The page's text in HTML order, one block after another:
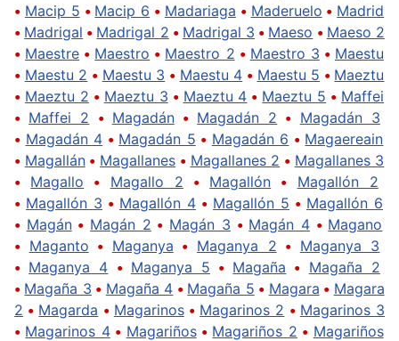
• Macip 5 • Macip 6 • Madariaga • Maderuelo • Madrid
• Madrigal • Madrigal 2 • Madrigal 3 • Maeso • Maeso 2
• Maestre • Maestro • Maestro 2 • Maestro 3 • Maestu
• Maestu 2 • Maestu 3 • Maestu 4 • Maestu 5 • Maeztu
• Maeztu 2 • Maeztu 3 • Maeztu 4 • Maeztu 5 • Maffei
• Maffei 2 • Magadán• Magadán 2 • Magadán 3
• Magadán 4 • Magadán 5 • Magadán 6 • Magaereain
• Magallán• Magallanes • Magallanes 2 • Magallanes 3
• Magallo • Magallo 2 • Magallón • Magallón 2
• Magallón 3 • Magallón 4 • Magallón 5 • Magallón 6
• Magán• Magán 2 • Magán 3 • Magán 4• Magano
• Maganto • Maganya • Maganya 2 • Maganya 3
• Maganya 4 • Maganya 5 • Magaña • Magaña 2
• Magaña 3 • Magaña 4 • Magaña 5 • Magara • Magara
2 • Magarda • Magarinos• Magarinos 2 • Magarinos 3
• Magarinos 4• Magariños• Magariños 2 • Magariños